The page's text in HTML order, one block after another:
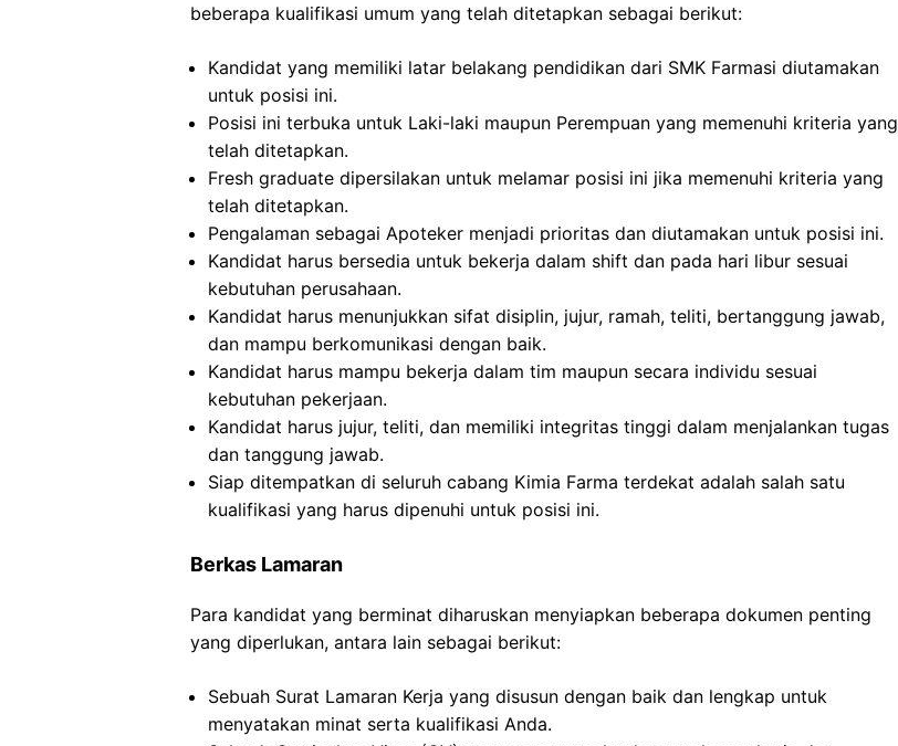
beberapa kualifikasi umum yang telah ditetapkan sebagai berikut:
Kandidat yang memiliki latar belakang pendidikan dari SMK Farmasi diutamakan
untuk posisi ini.
Posisi ini terbuka untuk Laki-laki maupun Perempuan yang memenuhi kriteria yang
telah ditetapkan.
Fresh graduate dipersilakan untuk melamar posisi ini jika memenuhi kriteria yang
telah ditetapkan.
Pengalaman sebagai Apoteker menjadi prioritas dan diutamakan untuk posisi ini.
Kandidat harus bersedia untuk bekerja dalam shift dan pada hari libur sesuai
kebutuhan perusahaan.
Kandidat harus menunjukkan sifat disiplin, jujur, ramah, teliti, bertanggung jawab,
dan mampu berkomunikasi dengan baik.
Kandidat harus mampu bekerja dalam tim maupun secara individu sesuai
kebutuhan pekerjaan.
Kandidat harus jujur, teliti, dan memiliki integritas tinggi dalam menjalankan tugas
dan tanggung jawab.
Siap ditempatkan di seluruh cabang Kimia Farma terdekat adalah salah satu
kualifikasi yang harus dipenuhi untuk posisi ini.
Berkas Lamaran
Para kandidat yang berminat diharuskan menyiapkan beberapa dokumen penting
yang diperlukan, antara lain sebagai berikut:
Sebuah Surat Lamaran Kerja yang disusun dengan baik dan lengkap untuk
menyatakan minat serta kualifikasi Anda.